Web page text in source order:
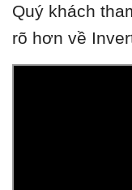
Quý khách
rõ hơn về